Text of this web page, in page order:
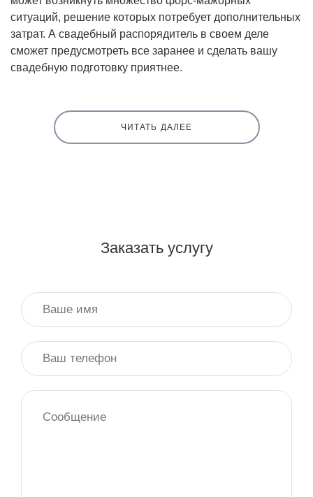
ситуаций, решение которых потребует дополнительных
затрат. А свадебный распорядитель в своем деле
сможет предусмотреть все заранее и сделать вашу
свадебную подготовку приятнее.
взять на себя всю подготовительную суету и решить
платье, забытых вещей, в сам день торжества. Порой
он выступает даже подружкой невесты, помогая в
момент. Если коротко, он может организовать вашу
свадьбу “под ключ” не заставляя вас заморачиваться
Услуги свадебного распорядителя и вашего
ЧИТАТЬ ДАЛЕЕ
Заказать услугу